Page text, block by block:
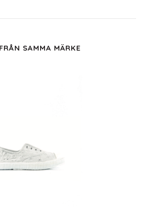
SAMMA MÄRKE